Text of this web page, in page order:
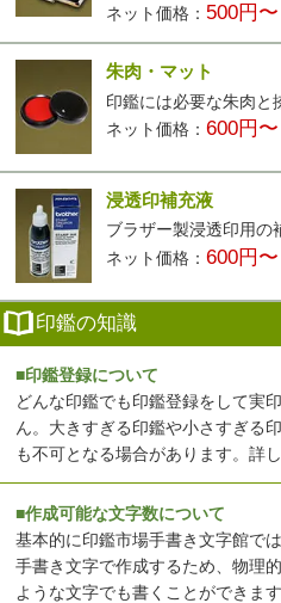
ネット価格： 500円〜
朱肉・マット
印鑑には必要な朱肉と
ネット価格：600円〜
浸透印補充液
ブラザー製浸透印用の
ネット価格：600円〜
印鑑の知識
■印鑑登録について
どんな印鑑でも印鑑登録をして実
ん。大きすぎる印鑑や小さすぎる
も不可となる場合があります。詳
■作成可能な文字数について
基本的に印鑑市場手書き文字館で
手書き文字で作成するため、物理
ような文字でも書くことができます